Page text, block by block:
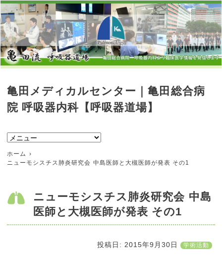
亀田メディカルセンター｜亀田総合病
院 呼吸器内科【呼吸器道場】
ホーム
ニューモシスチス肺炎研究会 中島医師と大槻医師が発表 その1
ニューモシスチス肺炎研究会 中島
医師と大槻医師が発表 その1
投稿日: 2015年9月30日 学術活動